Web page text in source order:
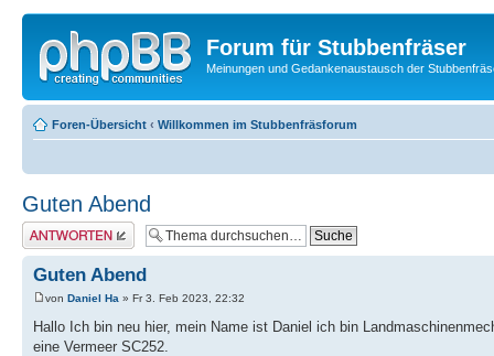
Forum für Stubbenfräser
Meinungen und Gedankenaustausch der
Foren-Übersicht ‹ Willkommen im Stubbenfräsforum
Guten Abend
Antwort erstellen
Guten Abend
von Daniel Ha » Fr 3. Feb 2023, 22:32
Hallo Ich bin neu hier, mein Name ist Daniel ich bin
eine Vermeer SC252.